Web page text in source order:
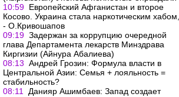
10:59 Европейский Афганистан и второе
Косово. Украина стала наркотическим хабом,
- О.Кривошапов
09:19 Задержан за коррупцию очередной
глава Департамента лекарств Минздрава
Киргизии (Айнура Абалиева)
08:13 Андрей Грозин: Формула власти в
Центральной Азии: Семья + лояльность =
стабильность?
08:11
Данияр Ашимбаев: Запад создает